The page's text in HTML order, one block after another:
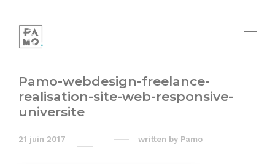
Pamo-webdesign-freelance-
realisation-site-web-responsive-
universite
21 juin 2017 written by Pamo